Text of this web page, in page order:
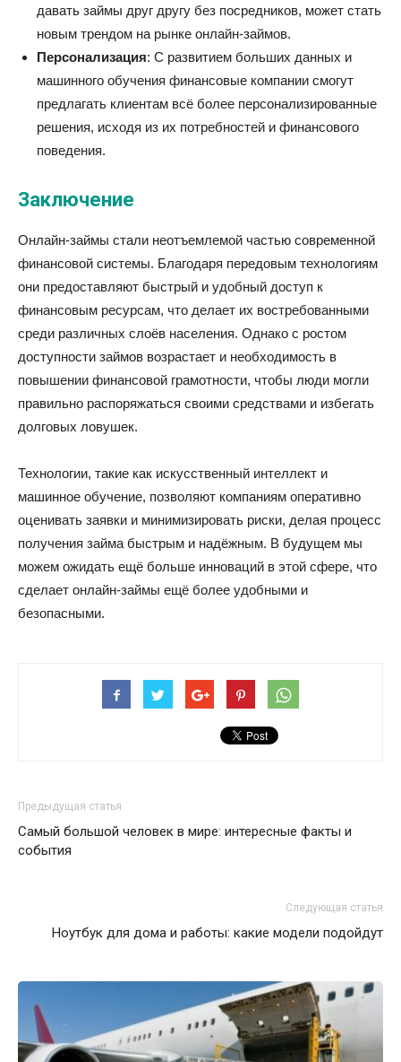
давать займы друг другу без посредников, может стать
новым трендом на рынке онлайн-займов.
Персонализация: С развитием больших данных и
машинного обучения финансовые компании смогут
предлагать клиентам всё более персонализированные
решения, исходя из их потребностей и финансового
поведения.
Заключение
Онлайн-займы стали неотъемлемой частью современной
финансовой системы. Благодаря передовым технологиям
они предоставляют быстрый и удобный доступ к
финансовым ресурсам, что делает их востребованными
среди различных слоёв населения. Однако с ростом
доступности займов возрастает и необходимость в
повышении финансовой грамотности, чтобы люди могли
правильно распоряжаться своими средствами и избегать
долговых ловушек.
Технологии, такие как искусственный интеллект и
машинное обучение, позволяют компаниям оперативно
оценивать заявки и минимизировать риски, делая процесс
получения займа быстрым и надёжным. В будущем мы
можем ожидать ещё больше инноваций в этой сфере, что
сделает онлайн-займы ещё более удобными и
безопасными.
Предыдущая статья
Самый большой человек в мире: интересные факты и
события
Следующая статья
Ноутбук для дома и работы: какие модели подойдут